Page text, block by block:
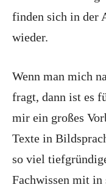
finden sich in der
wieder.
Wenn man mich
fragt, dann ist es
mir ein großes
Texte in
so viel
Fachwissen mit